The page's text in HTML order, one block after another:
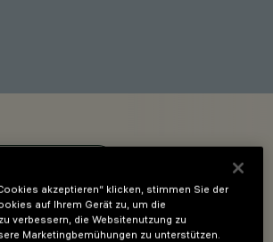
akzeptieren“ klicken, stimmen Sie der
auf Ihrem Gerät zu, um die
verbessern, die Websitenutzung zu
Marketingbemühungen zu unterstützen.